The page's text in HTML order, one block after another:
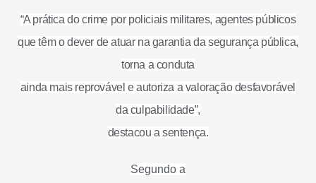
“A prática do crime por policiais militares, agentes públicos
que têm o dever de atuar na garantia da segurança pública,
torna a conduta
ainda mais reprovável e autoriza a valoração desfavorável
da culpabilidade”,
destacou a sentença.
Segundo a